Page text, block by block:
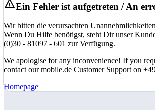
Ein Fehler ist aufgetreten / An
Wir bitten die verursachten
Wenn Du Hilfe benötigst, steht Dir unser
(0)30 - 81097 - 601 zur Verfügung.
We apologise for any inconvenience! If you
contact our mobile.de Customer Support on
Homepage